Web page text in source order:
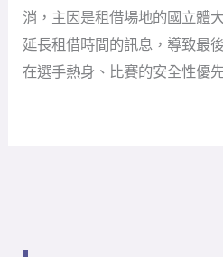
消，主因是租借場地的國立體
延長租借時間的訊息，導致最
在選手熱身、比賽的安全性優